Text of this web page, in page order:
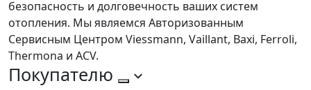
безопасность и долговечность ваших систем
отопления. Мы являемся Авторизованным
Сервисным Центром Viessmann, Vaillant, Baxi, Ferroli,
Thermona и ACV.
Покупателю